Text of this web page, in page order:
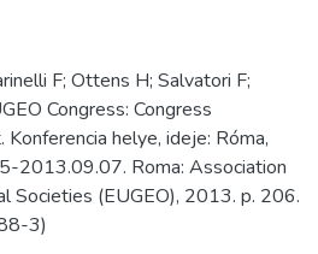
F; Ottens H; Salvatori F;
Congress: Congress
helye, ideje: Róma,
2013.09.07. Roma: Association
Societies (EUGEO), 2013. p. 206.
3)